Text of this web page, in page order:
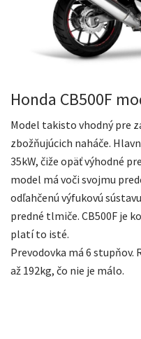
Honda CB500F
Model takisto vhodný pre
zbožňujúcich naháče.
35kW, čiže opäť výhodné
model má voči svojmu
odľahčenú výfukovú
predné tlmiče. CB500F je
platí to isté.
Prevodovka má 6 stupňov.
až 192kg, čo nie je málo.